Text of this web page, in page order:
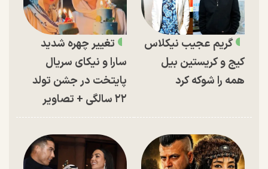
گریم عجیب نیکلاس
کیج و کریستین بیل
همه را شوکه کرد
تغییر چهره شدید
سارا و نیکای سریال
پایتخت در جشن تولد
۲۲ سالگی + تصاویر